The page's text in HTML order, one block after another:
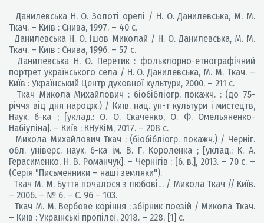
Данилевська Н. О. Золоті орелі / Н. О. Данилевська, М. М.
Ткач. – Київ : Снива, 1997. – 40 с.
Данилевська Н. О. Ішов Миколай / Н. О. Данилевська, М. М.
Ткач. – Київ : Снива, 1996. – 57 с.
Данилевська Н. О. Перетик : фольклорно-етнографічний
портрет українського села / Н. О. Данилевська, М. М. Ткач. –
Київ : Український Центр духовної культури, 2000. – 211 с.
Ткач Микола Михайлович : біобібліогр. покажч. : (до 75-
річчя від дня народж.) / Київ. нац. ун-т культури і мистецтв,
Наук. б-ка ; [уклад.: О. О. Скаченко, О. Ф. Омельяненко-
Набіуліна]. – Київ : КНУКіМ, 2017. – 208 с.
Микола Михайлович Ткач : (біобібліогр. покажч.) / Черніг.
обл. універс. наук. б-ка ім. В. Г. Короленка ; [уклад.: К. А.
Герасименко, Н. В. Романчук]. – Чернігів : [б. в.], 2013. – 70 с. –
(Серія "Письменники – наші земляки").
Ткач М. М. Буття почалося з любові… / Микола Ткач // Київ.
– 2006. – № 6. – С. 96 – 103.
Ткач М. М. Вербове коріння : збірник поезій / Микола Ткач.
– Київ : Українські пропілеї, 2018. – 228, [1] c.